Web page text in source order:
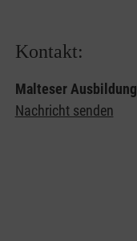
Kontakt:
Malteser Ausbildung
Nachricht senden